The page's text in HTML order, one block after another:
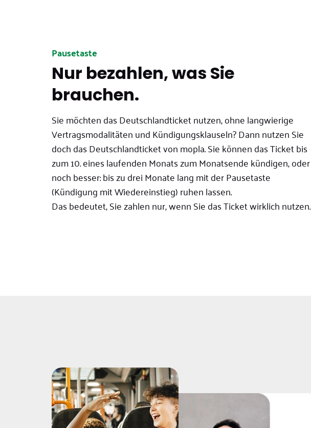
Pausetaste
Nur bezahlen, was Sie
brauchen.
Sie möchten das Deutschlandticket nutzen, ohne langwierige
Vertragsmodalitäten und Kündigungsklauseln? Dann nutzen Sie
doch das Deutschlandticket von mopla. Sie können das Ticket bis
zum 10. eines laufenden Monats zum Monatsende kündigen, oder
noch besser: bis zu drei Monate lang mit der Pausetaste
(Kündigung mit Wiedereinstieg) ruhen lassen.
Das bedeutet, Sie zahlen nur, wenn Sie das Ticket wirklich nutzen.